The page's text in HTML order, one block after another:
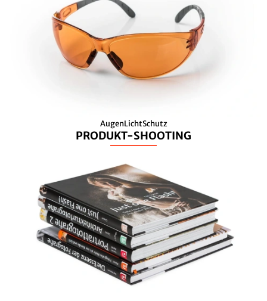
AugenLichtSchutz
PRODUKT-SHOOTING